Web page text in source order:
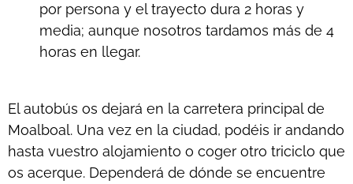
por persona y el trayecto dura 2 horas y
media; aunque nosotros tardamos más de 4
horas en llegar.
El autobús os dejará en la carretera principal de
Moalboal. Una vez en la ciudad, podéis ir andando
hasta vuestro alojamiento o coger otro triciclo que
os acerque. Dependerá de dónde se encuentre